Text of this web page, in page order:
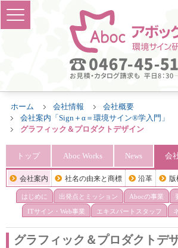
ホーム 会社情報
会社概要
会社案内「Sign＋α＝環境サイン®学入門」
グラフィック＆プロダクトデザイン
トップ Aboc Works News 会
会社案内 社名の由来と商標 沿革 版
はじめに 出発点と ミッション Abocの事業
ITサイン ・Web事業 エキスパート スタッフ
グラフィック＆プロダクトデ